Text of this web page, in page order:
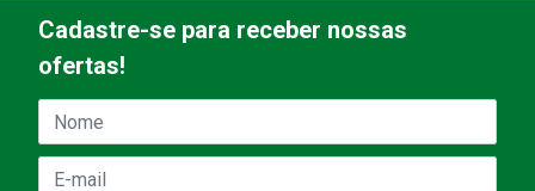
Cadastre-se para receber nossas
ofertas!